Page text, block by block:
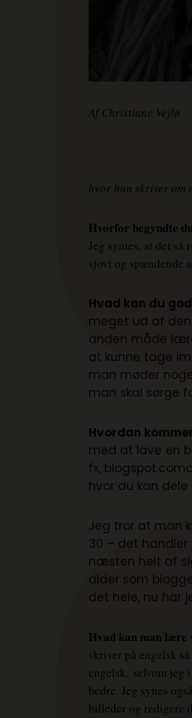
Af Christiane Vejlø
hvor hun skriver om
Hvorfor begyndte
Jeg syntes, at det så
sjovt og spændende
Hvad kan du
meget ud af
anden måde
at kunne tage
man møder
man skal sørge
Hvordan
med at lave en
fx, blogspot.com
hvor du kan
Jeg tror at man
30 – det handler
næsten helt af
alder som
det hele, nu har
Hvad kan man lære
skriver på engelsk
engelsk, selvom jeg
bedre. Jeg synes
billeder og redigere